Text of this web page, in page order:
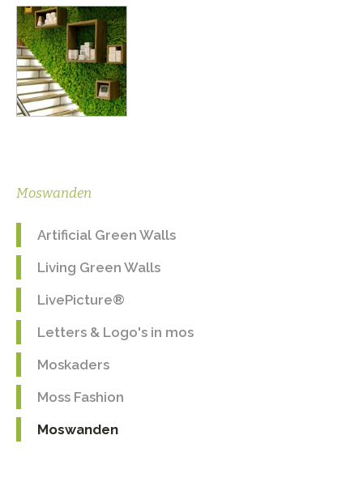
Moswanden
Artificial Green Walls
Living Green Walls
LivePicture®
Letters & Logo's in mos
Moskaders
Moss Fashion
Moswanden